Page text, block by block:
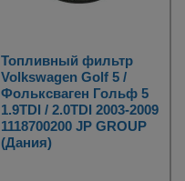
Топливный фильтр
Volkswagen Golf 5 /
Фольксваген Гольф 5
1.9TDI / 2.0TDI 2003-2009
1118700200 JP GROUP
(Дания)